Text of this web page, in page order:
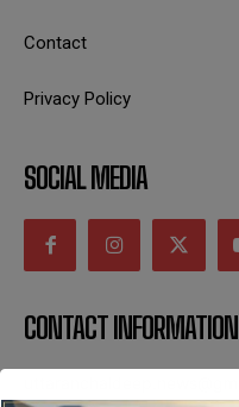
Contact
Privacy Policy
SOCIAL MEDIA
CONTACT INFORMATION